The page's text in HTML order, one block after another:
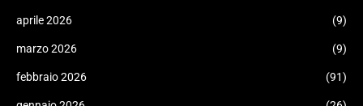
aprile 2026 (9)
marzo 2026 (9)
febbraio 2026 (91)